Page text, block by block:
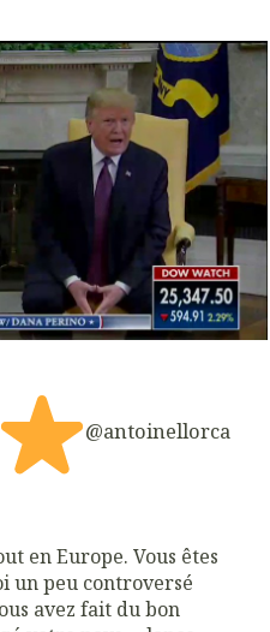
@antoinellorca
en Europe. Vous êtes
un peu controversé
avez fait du bon